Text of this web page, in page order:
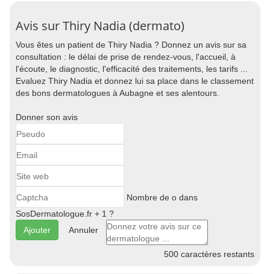
Avis sur Thiry Nadia (dermato)
Vous êtes un patient de Thiry Nadia ? Donnez un avis sur sa
consultation : le délai de prise de rendez-vous, l'accueil, à
l'écoute, le diagnostic, l'efficacité des traitements, les tarifs ...
Evaluez Thiry Nadia et donnez lui sa place dans le classement
des bons dermatologues à Aubagne et ses alentours.
Donner son avis
Nombre de o dans
SosDermatologue.fr + 1 ?
Annuler
500 caractères restants